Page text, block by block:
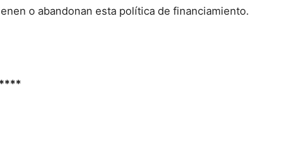
o abandonan esta política de financiamiento.